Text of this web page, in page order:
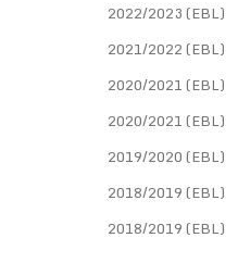
2022/2023 (EBL)
2021/2022 (EBL)
2020/2021 (EBL)
2020/2021 (EBL)
2019/2020 (EBL)
2018/2019 (EBL)
2018/2019 (EBL)